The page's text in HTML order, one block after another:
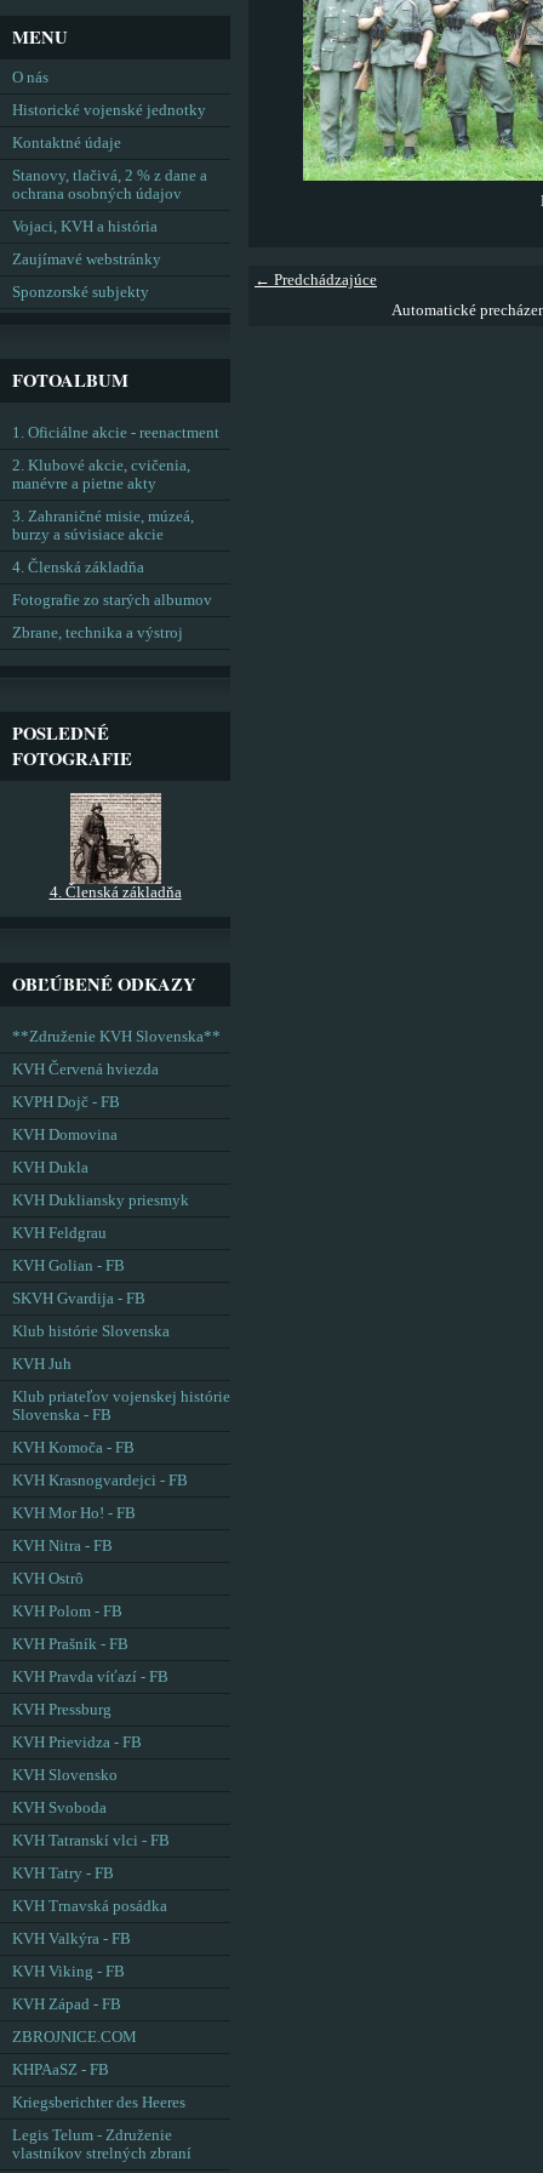
← Predchádzajúce
Automatické
MENU
O nás
Historické vojenské jednotky
Kontaktné údaje
Stanovy, tlačivá, 2 % z dane a
ochrana osobných údajov
Vojaci, KVH a história
Zaujímavé webstránky
Sponzorské subjekty
FOTOALBUM
1. Oficiálne akcie - reenactment
2. Klubové akcie, cvičenia,
manévre a pietne akty
3. Zahraničné misie, múzeá,
burzy a súvisiace akcie
4. Členská základňa
Fotografie zo starých albumov
Zbrane, technika a výstroj
POSLEDNÉ
FOTOGRAFIE
4. Členská základňa
OBĽÚBENÉ ODKAZY
**Združenie KVH Slovenska**
KVH Červená hviezda
KVPH Dojč - FB
KVH Domovina
KVH Dukla
KVH Dukliansky priesmyk
KVH Feldgrau
KVH Golian - FB
SKVH Gvardija - FB
Klub histórie Slovenska
KVH Juh
Klub priateľov vojenskej histórie
Slovenska - FB
KVH Komoča - FB
KVH Krasnogvardejci - FB
KVH Mor Ho! - FB
KVH Nitra - FB
KVH Ostrô
KVH Polom - FB
KVH Prašník - FB
KVH Pravda víťazí - FB
KVH Pressburg
KVH Prievidza - FB
KVH Slovensko
KVH Svoboda
KVH Tatranskí vlci - FB
KVH Tatry - FB
KVH Trnavská posádka
KVH Valkýra - FB
KVH Viking - FB
KVH Západ - FB
ZBROJNICE.COM
KHPAaSZ - FB
Kriegsberichter des Heeres
Legis Telum - Združenie
vlastníkov strelných zbraní